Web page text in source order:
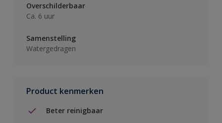
Overschilderbaar
Ca. 6 uur
Samenstelling
Watergedragen
Product kenmerken
Beter reinigbaar